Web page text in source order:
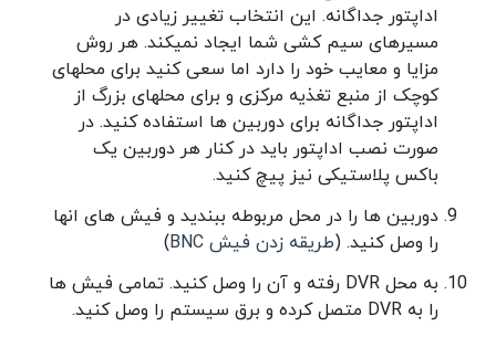
اداپتور جداگانه. این انتخاب تغییر زیادی در
مسیرهای سیم کشی شما ایجاد نمیکند. هر روش
مزایا و معایب خود را دارد اما سعی کنید برای محلهای
کوچک از منبع تغذیه مرکزی و برای محلهای بزرگ از
اداپتور جداگانه برای دوربین ها استفاده کنید. در
صورت نصب اداپتور باید در کنار هر دوربین یک
باکس پلاستیکی نیز پیچ کنید.
دوربین ها را در محل مربوطه ببندید و فیش های انها
را وصل کنید. (طریقه زدن فیش BNC
)
به محل DVR رفته و آن را وصل کنید. تمامی فیش ها
را به DVR متصل کرده و برق سیستم را وصل کنید.